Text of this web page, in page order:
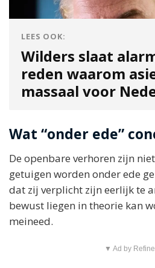
LEES OOK:
Wilders slaat
reden waarom
massaal voor
Wat “onder ede”
De openbare verhoren zijn
getuigen worden onder ede
dat zij verplicht zijn eerlijk te
bewust liegen in theorie kan
meineed.
▼ Ad by